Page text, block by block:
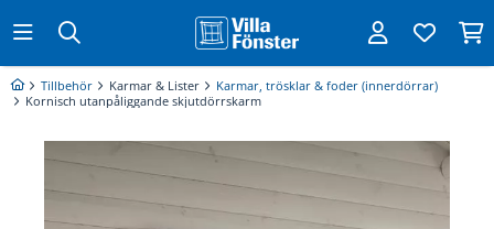
Tillbehör Karmar & Lister
Karmar, trösklar & foder (innerdörrar)
Kornisch utanpåliggande skjutdörrskarm